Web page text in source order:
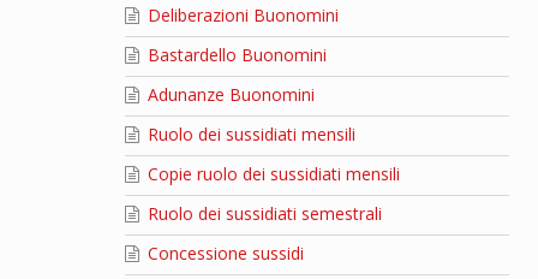
Deliberazioni Buonomini
Bastardello Buonomini
Adunanze Buonomini
Ruolo dei sussidiati mensili
Copie ruolo dei sussidiati mensili
Ruolo dei sussidiati semestrali
Concessione sussidi